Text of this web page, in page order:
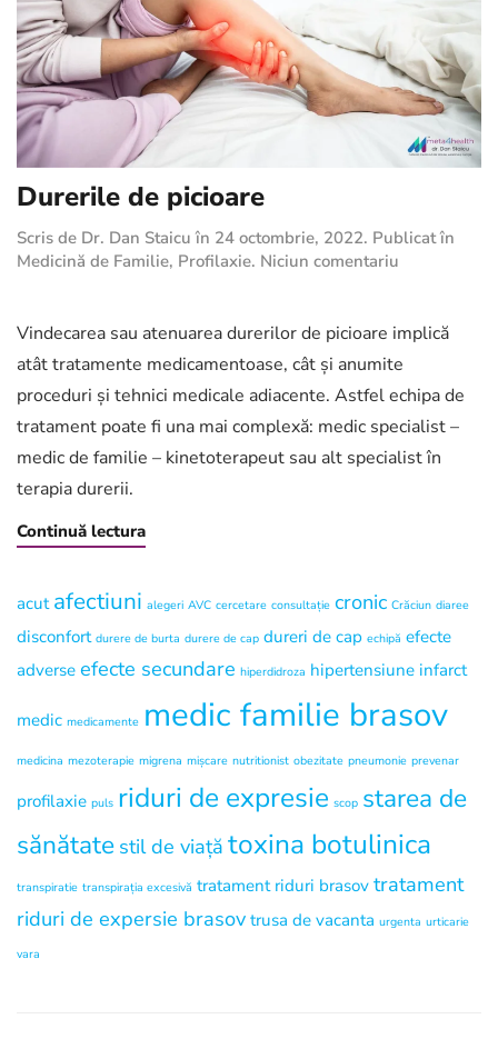
Durerile de picioare
Scris de Dr. Dan Staicu în 24 octombrie, 2022. Publicat în
Medicină de Familie, Profilaxie. Niciun comentariu
picioare
Vindecarea sau atenuarea durerilor de picioare implică
atât tratamente medicamentoase, cât și anumite
proceduri și tehnici medicale adiacente. Astfel echipa de
tratament poate fi una mai complexă: medic specialist –
medic de familie – kinetoterapeut sau alt specialist în
terapia durerii.
Continuă lectura
acut afectiuni alegeri AVC cercetare consultație cronic Crăciun diaree
disconfort durere de burta durere de cap dureri de cap echipă efecte
adverse efecte secundare hiperdidroza hipertensiune infarct
medic medicamente medic familie brasov
medicina mezoterapie migrena mișcare nutritionist obezitate pneumonie prevenar
profilaxie puls riduri de expresie scop starea de
sănătate stil de viață toxina botulinica
transpiratie transpirația excesivă tratament riduri brasov tratament
riduri de expersie brasov trusa de vacanta urgenta urticarie
vara